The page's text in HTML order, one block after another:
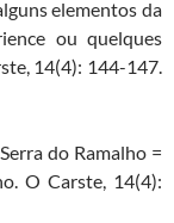
elementos da
ou quelques
14(4): 144-147.
do Ramalho =
O Carste, 14(4):